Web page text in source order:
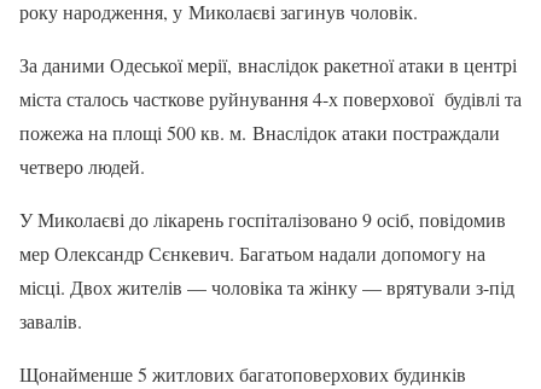
року народження, у Миколаєві загинув чоловік.
За даними Одеської мерії, внаслідок ракетної атаки в центрі
міста сталось часткове руйнування 4-х поверхової будівлі та
пожежа на площі 500 кв. м. Внаслідок атаки постраждали
четверо людей.
У Миколаєві до лікарень госпіталізовано 9 осіб, повідомив
мер Олександр Сєнкевич. Багатьом надали допомогу на
місці. Двох жителів — чоловіка та жінку — врятували з-під
завалів.
Щонайменше 5 житлових багатоповерхових будинків